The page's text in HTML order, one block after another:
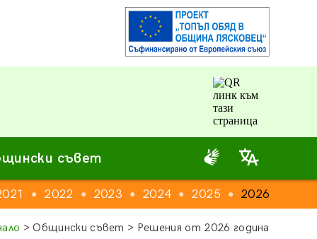
съвет
● 2022 ● 2023 ● 2024 ● 2025 ● 2026
> Общински съвет > Решения от 2026 година